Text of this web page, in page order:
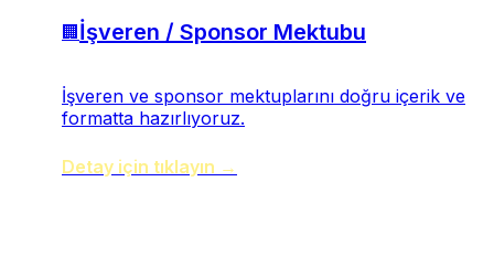
🏢İşveren / Sponsor Mektubu
İşveren ve sponsor mektuplarını doğru içerik ve
formatta hazırlıyoruz.
Detay için tıklayın →